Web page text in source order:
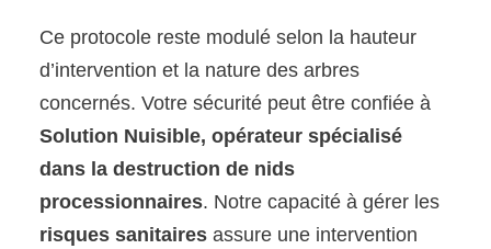
Ce protocole reste modulé selon la hauteur
d’intervention et la nature des arbres
concernés. Votre sécurité peut être confiée à
Solution Nuisible, opérateur spécialisé
dans la destruction de nids
processionnaires. Notre capacité à gérer les
risques sanitaires assure une intervention